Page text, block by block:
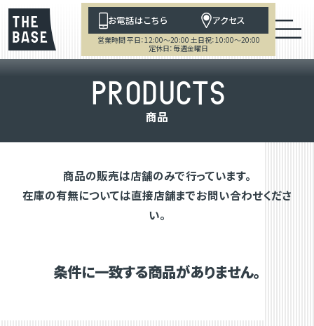
お電話はこちら アクセス
営業時間 平日：12:00～20:00 土日祝：10:00～20:00
定休日：毎週金曜日
PRODUCTS
商品
商品の販売は店舗のみで行っています。
在庫の有無については直接店舗までお問い合わせくださ
い。
条件に一致する商品がありません。